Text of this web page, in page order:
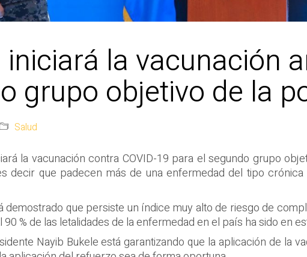
iniciará la vacunación
grupo objetivo de la
Salud
la vacunación contra COVID-19 para el segundo grupo
decir que padecen más de una enfermedad del tipo
demostrado que persiste un índice muy alto de riesgo de
90 % de las letalidades de la enfermedad en el país ha sido en
Nayib Bukele está garantizando que la aplicación de la